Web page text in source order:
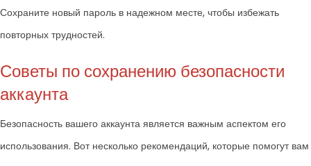
Сохраните новый пароль в надежном месте, чтобы избежать
повторных трудностей.
Советы по сохранению безопасности
аккаунта
Безопасность вашего аккаунта является важным аспектом его
использования. Вот несколько рекомендаций, которые помогут вам